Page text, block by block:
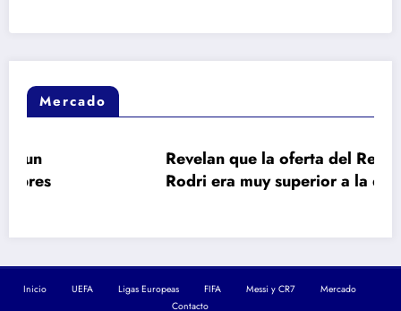
Mercado
Revelan que la oferta del Real Madrid a
Rodri era muy superior a la del Barça
Inicio UEFA Ligas Europeas FIFA Messi y CR7
Mercado
Contacto